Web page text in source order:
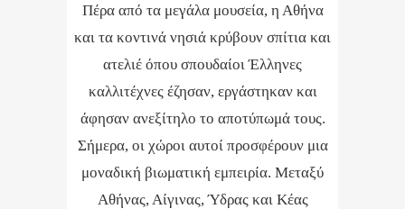
Πέρα από τα μεγάλα μουσεία, η Αθήνα
και τα κοντινά νησιά κρύβουν σπίτια και
ατελιέ όπου σπουδαίοι Έλληνες
καλλιτέχνες έζησαν, εργάστηκαν και
άφησαν ανεξίτηλο το αποτύπωμά τους.
Σήμερα, οι χώροι αυτοί προσφέρουν μια
μοναδική βιωματική εμπειρία. Μεταξύ
Αθήνας, Αίγινας, Ύδρας και Κέας